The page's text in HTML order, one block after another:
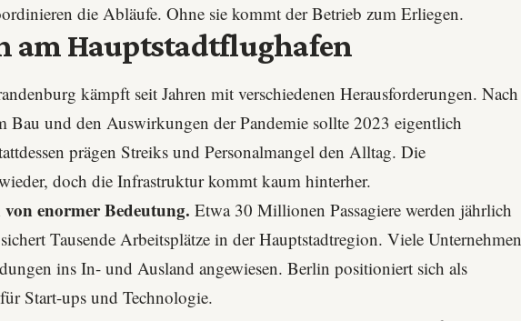
die Abläufe. Ohne sie kommt der Betrieb zum Erliegen.
am Hauptstadtflughafen
kämpft seit Jahren mit verschiedenen Herausforderungen. Nach
Bau und den Auswirkungen der Pandemie sollte 2023 eigentlich
prägen Streiks und Personalmangel den Alltag. Die
doch die Infrastruktur kommt kaum hinterher.
enormer Bedeutung. Etwa 30 Millionen Passagiere werden jährlich
Tausende Arbeitsplätze in der Hauptstadtregion. Viele Unternehmen
ins In- und Ausland angewiesen. Berlin positioniert sich als
Start-ups und Technologie.